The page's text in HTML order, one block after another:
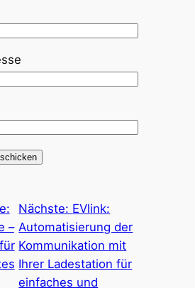
–
Nächste: EVlink:
Automatisierung der
Kommunikation mit
Ihrer Ladestation für
einfaches und